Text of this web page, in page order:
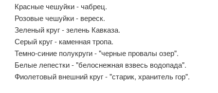
Красные чешуйки - чабрец.
Розовые чешуйки - вереск.
Зеленый круг - зелень Кавказа.
Серый круг - каменная тропа.
Темно-синие полукруги - "черные провалы озер".
Белые лепестки - "белоснежная взвесь водопада".
Фиолетовый внешний круг - "старик, хранитель гор".